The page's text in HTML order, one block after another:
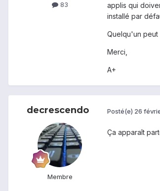
83
applis qui
installé par
Quelqu'un peut
Merci,
A+
decrescendo
Membre
Posté(e) 26
Ça apparaît